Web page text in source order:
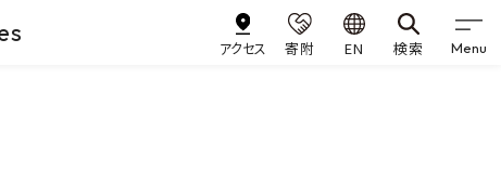
アクセス 寄附 EN 検索 Menu